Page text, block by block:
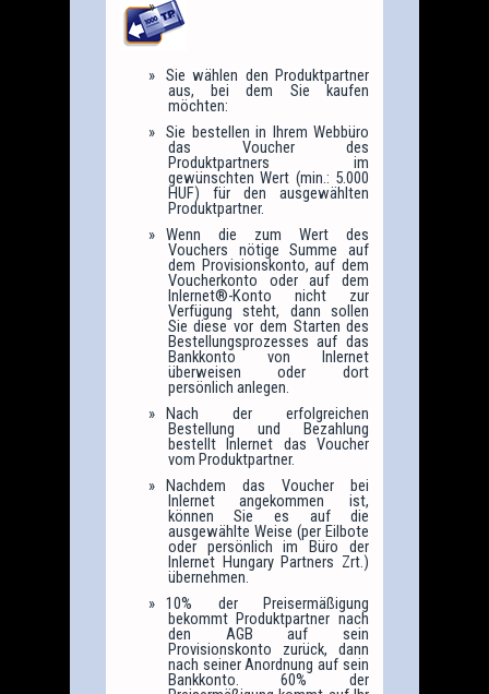
Sie wählen den Produktpartner
aus, bei dem Sie kaufen
möchten:
Sie bestellen in Ihrem Webbüro
das Voucher des
Produktpartners im
gewünschten Wert (min.: 5.000
HUF) für den ausgewählten
Produktpartner.
Wenn die zum Wert des
Vouchers nötige Summe auf
dem Provisionskonto, auf dem
Voucherkonto oder auf dem
Inlernet®-Konto nicht zur
Verfügung steht, dann sollen
Sie diese vor dem Starten des
Bestellungsprozesses auf das
Bankkonto von Inlernet
überweisen oder dort
persönlich anlegen.
Nach der erfolgreichen
Bestellung und Bezahlung
bestellt Inlernet das Voucher
vom Produktpartner.
Nachdem das Voucher bei
Inlernet angekommen ist,
können Sie es auf die
ausgewählte Weise (per Eilbote
oder persönlich im Büro der
Inlernet Hungary Partners Zrt.)
übernehmen.
10% der Preisermäßigung
bekommt Produktpartner nach
den AGB auf sein
Provisionskonto zurück, dann
nach seiner Anordnung auf sein
Bankkonto. 60% der